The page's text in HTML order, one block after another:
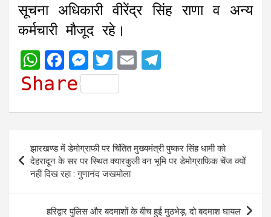
सूचना अधिकारी वीरेंद्र सिंह राणा व अन्य
कर्मचारी मौजूद रहे।
W
h
t
A
p
p
F
a
e
b
o
o
k
M
e
s
s
e
n
g
e
T
w
i
t
t
e
r
E
i e
g
r
m
Share
navigation
झारखण्ड में डेमोग्राफी पर चिंतित मुख्यमंत्री पुष्कर सिंह धामी को
देहरादून के सर पर स्थित क्यारकुली वन भूमि पर डेमोग्राफिक चेंज क्यों
नहीं दिख रहा : गुणानंद जखमोला
हरिद्वार पुलिस और बदमाशों के बीच हुई मुठभेड़, दो बदमाश घायल